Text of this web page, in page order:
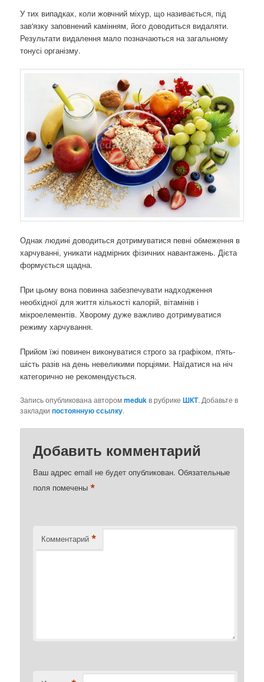
У тих випадках, коли жовчний міхур, що називається, під
зав'язку заповнений камінням, його доводиться видаляти.
Результати видалення мало позначаються на загальному
тонусі організму.
Однак людині доводиться дотримуватися певні обмеження в
харчуванні, уникати надмірних фізичних навантажень. Дієта
формується щадна.
При цьому вона повинна забезпечувати надходження
необхідної для життя кількості калорій, вітамінів і
мікроелементів. Хворому дуже важливо дотримуватися
режиму харчування.
Прийом їжі повинен виконуватися строго за графіком, п'ять-
шість разів на день невеликими порціями. Наїдатися на ніч
категорично не рекомендується.
Запись опубликована авторомmedukв рубрикеШКТ. Добавьте в
закладкипостоянную ссылку.
Добавить комментарий
Ваш адрес email не будет опубликован. Обязательные
поля помечены*
Комментарий *